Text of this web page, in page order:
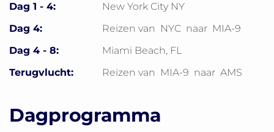
Dag 1 - 4:
New York City NY
Dag 4:
Reizen van NYC naar MIA-9
Dag 4 - 8:
Miami Beach, FL
Terugvlucht:
Reizen van MIA-9 naar AMS
Dagprogramma